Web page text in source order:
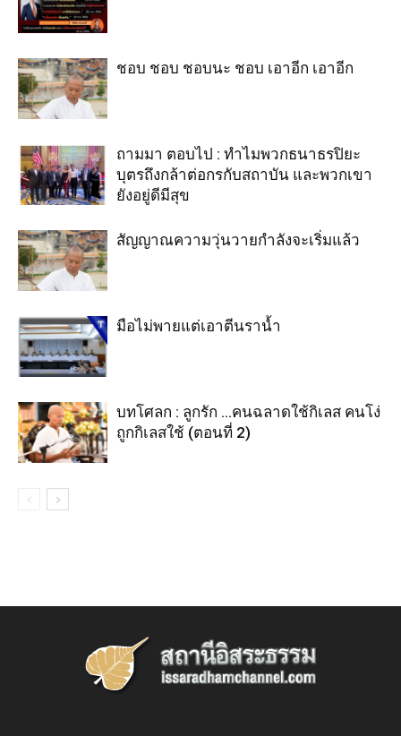
ชอบ ชอบ ชอบนะ ชอบ เอาอีก เอาอีก
ถามมา ตอบไป : ทำไมพวกธนาธรปิยะ
บุตรถึงกล้าต่อกรกับสถาบัน และพวกเขา
ยังอยู่ดีมีสุข
สัญญาณความวุ่นวายกำลังจะเริ่มแล้ว
มือไม่พายแต่เอาตีนราน้ำ
บทโศลก : ลูกรัก …คนฉลาดใช้กิเลส คนโง่
ถูกกิเลสใช้ (ตอนที่ 2)